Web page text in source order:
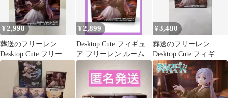
¥ 2,998
葬送のフリーレン
Desktop Cute フリーレ
ン～ルームウェアver.～
¥ 2,899
Desktop Cute フィギュ
ア フリーレン ルームウ
ェア 葬送のフリーレ
¥3,480
葬送のフリーレン
Desktop Cute フィギュ
ア ルームウェアver.